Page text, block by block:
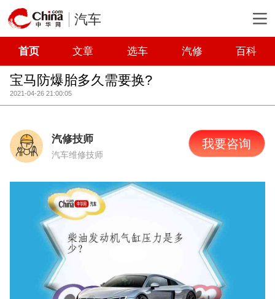
汽车
首页 文章 选车 汽修 百科
宝马防爆胎多久需要换?
2021-04-26 21:00:05
汽修技师
汽车维修技师
我要咨询